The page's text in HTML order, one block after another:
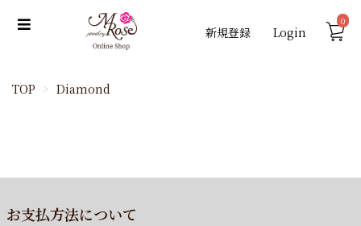
新規登録 Login
0
TOP Diamond
お支払方法について